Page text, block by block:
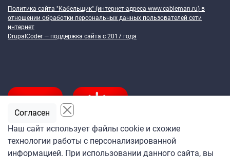
Политика сайта "Кабельщик" (интернет-адреса www.cableman.ru) в
отношении обработки персональных данных пользователей сети
интернет
DrupalCoder — поддержка сайта c 2017 года
Подпишитесь
Наш сайт использует файлы cookie и схожие
технологии работы с персонализированной
информацией. При использовании данного сайта, вы
Согласен